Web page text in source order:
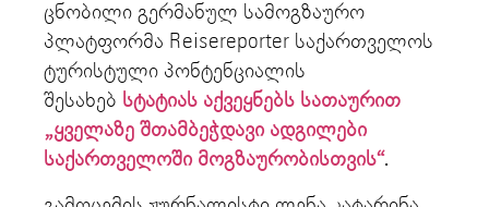
ცნობილი გერმანულ სამოგზაურო
პლატფორმა Reisereporter საქართველოს
ტურისტული პონტენციალის
შესახებ სტატიას აქვეყნებს სათაურით
„ყველაზე შთამბეჭდავი ადგილები
საქართველოში მოგზაურობისთვის“.